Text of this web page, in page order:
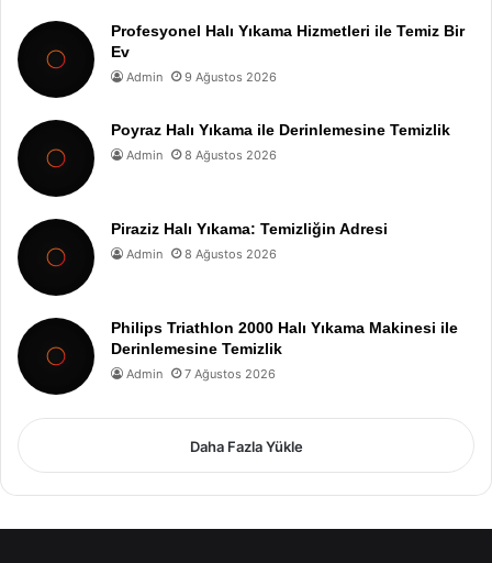
Profesyonel Halı Yıkama Hizmetleri ile Temiz Bir
Ev
Admin 9 Ağustos 2026
Poyraz Halı Yıkama ile Derinlemesine Temizlik
Admin 8 Ağustos 2026
Piraziz Halı Yıkama: Temizliğin Adresi
Admin 8 Ağustos 2026
Philips Triathlon 2000 Halı Yıkama Makinesi ile
Derinlemesine Temizlik
Admin 7 Ağustos 2026
Daha Fazla Yükle